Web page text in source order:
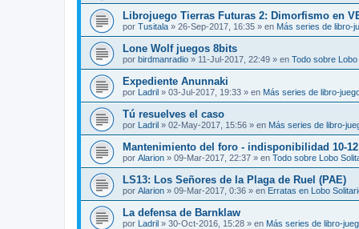
Librojuego Tierras Futuras 2: Dimorfismo en
por Tusitala » 26-Sep-2017, 16:35 » en Más series de libro-
Lone Wolf juegos 8bits
por birdmanradio » 11-Jul-2017, 22:49 » en Todo sobre Lobo
Expediente Anunnaki
por Ladril » 03-Jul-2017, 19:33 » en Más series de libro-
Tú resuelves el caso
por Ladril » 02-May-2017, 15:56 » en Más series de libro-
Mantenimiento del foro - indisponibilidad 10-
por Alarion » 09-Mar-2017, 22:37 » en Todo sobre Lobo
LS13: Los Señores de la Plaga de Ruel (PAE)
por Alarion » 09-Mar-2017, 0:36 » en Erratas en Lobo
La defensa de Barnklaw
por Ladril » 30-Oct-2016, 15:28 » en Más series de libro-